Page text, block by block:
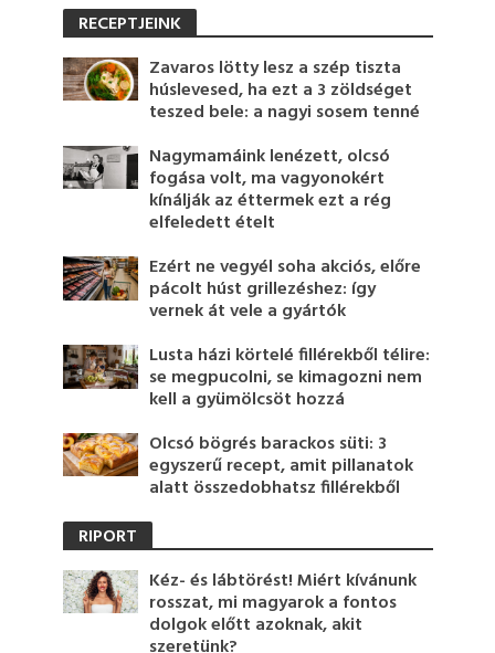
RECEPTJEINK
Zavaros lötty lesz a szép tiszta
húslevesed, ha ezt a 3 zöldséget
teszed bele: a nagyi sosem tenné
Nagymamáink lenézett, olcsó
fogása volt, ma vagyonokért
kínálják az éttermek ezt a rég
elfeledett ételt
Ezért ne vegyél soha akciós, előre
pácolt húst grillezéshez: így
vernek át vele a gyártók
Lusta házi körtelé fillérekből télire:
se megpucolni, se kimagozni nem
kell a gyümölcsöt hozzá
Olcsó bögrés barackos süti: 3
egyszerű recept, amit pillanatok
alatt összedobhatsz fillérekből
RIPORT
Kéz- és lábtörést! Miért kívánunk
rosszat, mi magyarok a fontos
dolgok előtt azoknak, akit
szeretünk?